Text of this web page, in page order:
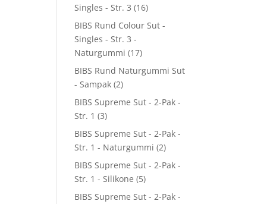
Singles - Str. 3 (16)
BIBS Rund Colour Sut -
Singles - Str. 3 -
Naturgummi (17)
BIBS Rund Naturgummi Sut
- Sampak (2)
BIBS Supreme Sut - 2-Pak -
Str. 1 (3)
BIBS Supreme Sut - 2-Pak -
Str. 1 - Naturgummi (2)
BIBS Supreme Sut - 2-Pak -
Str. 1 - Silikone (5)
BIBS Supreme Sut - 2-Pak -